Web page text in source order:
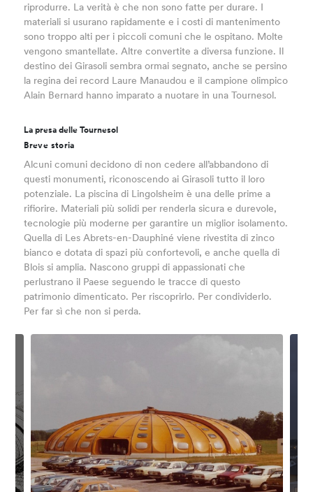
riprodurre. La verità è che non sono fatte per durare. I
materiali si usurano rapidamente e i costi di mantenimento
sono troppo alti per i piccoli comuni che le ospitano. Molte
vengono smantellate. Altre convertite a diversa funzione. Il
destino dei Girasoli sembra ormai segnato, anche se persino
la regina dei record Laure Manaudou e il campione olimpico
Alain Bernard hanno imparato a nuotare in una Tournesol.
La presa delle Tournesol
Breve storia
Alcuni comuni decidono di non cedere all’abbandono di
questi monumenti, riconoscendo ai Girasoli tutto il loro
potenziale. La piscina di Lingolsheim è una delle prime a
rifiorire. Materiali più solidi per renderla sicura e durevole,
tecnologie più moderne per garantire un miglior isolamento.
Quella di Les Abrets-en-Dauphiné viene rivestita di zinco
bianco e dotata di spazi più confortevoli, e anche quella di
Blois si amplia. Nascono gruppi di appassionati che
perlustrano il Paese seguendo le tracce di questo
patrimonio dimenticato. Per riscoprirlo. Per condividerlo.
Per far sì che non si perda.